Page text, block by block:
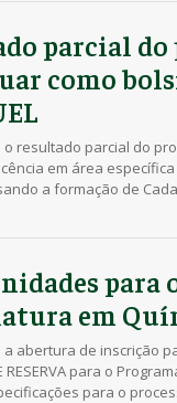
parcial do
como
o resultado parcial do
em área
a formação de
para
em
a abertura de inscrição
RESERVA para o
para o